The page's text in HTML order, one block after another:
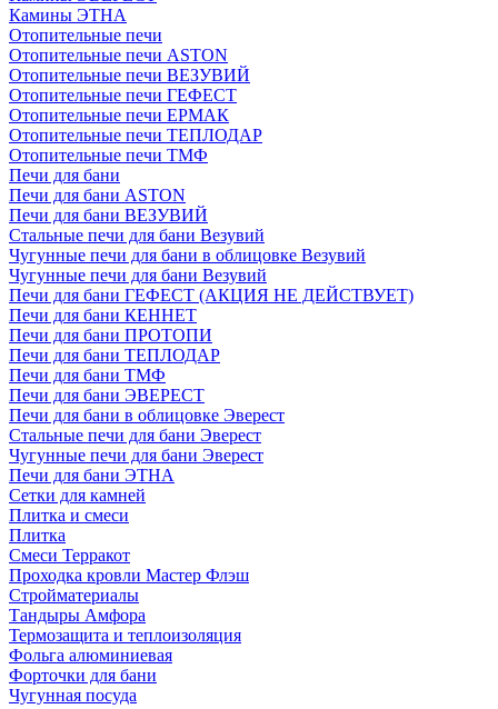
Камины ЭТНА
Отопительные печи
Отопительные печи ASTON
Отопительные печи ВЕЗУВИЙ
Отопительные печи ГЕФЕСТ
Отопительные печи ЕРМАК
Отопительные печи ТЕПЛОДАР
Отопительные печи ТМФ
Печи для бани
Печи для бани ASTON
Печи для бани ВЕЗУВИЙ
Стальные печи для бани Везувий
Чугунные печи для бани в облицовке Везувий
Чугунные печи для бани Везувий
Печи для бани ГЕФЕСТ (АКЦИЯ НЕ ДЕЙСТВУЕТ)
Печи для бани КЕННЕТ
Печи для бани ПРОТОПИ
Печи для бани ТЕПЛОДАР
Печи для бани ТМФ
Печи для бани ЭВЕРЕСТ
Печи для бани в облицовке Эверест
Стальные печи для бани Эверест
Чугунные печи для бани Эверест
Печи для бани ЭТНА
Сетки для камней
Плитка и смеси
Плитка
Смеси Терракот
Проходка кровли Мастер Флэш
Стройматериалы
Тандыры Амфора
Термозащита и теплоизоляция
Фольга алюминиевая
Форточки для бани
Чугунная посуда